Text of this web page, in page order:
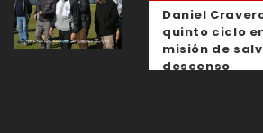
Daniel
quinto ciclo
misión de
descenso